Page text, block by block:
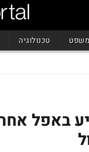
משפט טכנולוגיה
באפל